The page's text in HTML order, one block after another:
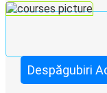
Despăgubiri